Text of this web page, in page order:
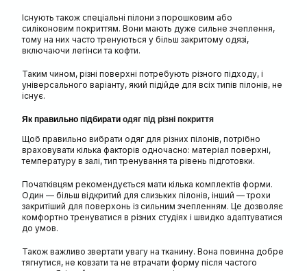
Існують також спеціальні пілони з порошковим або
силіконовим покриттям. Вони мають дуже сильне зчеплення,
тому на них часто тренуються у більш закритому одязі,
включаючи легінси та кофти.
Таким чином, різні поверхні потребують різного підходу, і
універсального варіанту, який підійде для всіх типів пілонів, не
існує.
Як правильно підбирати одяг під різні покриття
Щоб правильно вибрати одяг для різних пілонів, потрібно
враховувати кілька факторів одночасно: матеріал поверхні,
температуру в залі, тип тренування та рівень підготовки.
Початківцям рекомендується мати кілька комплектів форми.
Один — більш відкритий для слизьких пілонів, інший — трохи
закритіший для поверхонь із сильним зчепленням. Це дозволяє
комфортно тренуватися в різних студіях і швидко адаптуватися
до умов.
Також важливо звертати увагу на тканину. Вона повинна добре
тягнутися, не ковзати та не втрачати форму після частого